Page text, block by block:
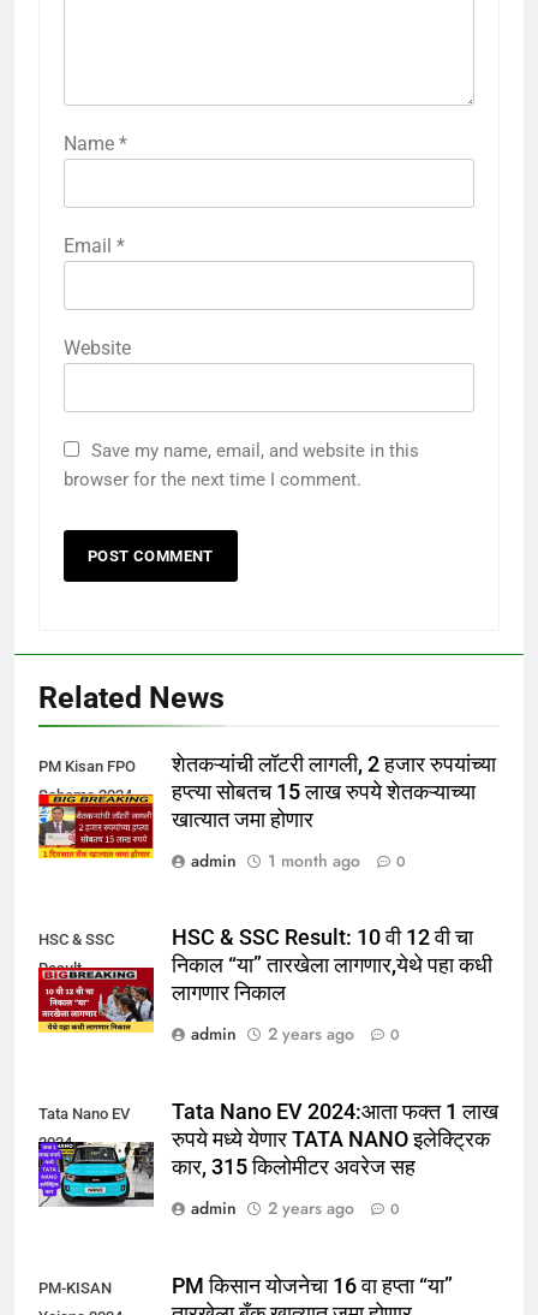
Name *
Email *
Website
Save my name, email, and website in this
browser for the next time I comment.
Related News
PM Kisan FPO
Scheme 2024
शेतकऱ्यांची लॉटरी लागली, 2 हजार रुपयांच्या
हप्त्या सोबतच 15 लाख रुपये शेतकऱ्याच्या
खात्यात जमा होणार
admin
1 month ago 0
HSC & SSC
Result
HSC & SSC Result: 10 वी 12 वी चा
निकाल “या” तारखेला लागणार,येथे पहा कधी
लागणार निकाल
admin
2 years ago 0
Tata Nano EV
2024
Tata Nano EV 2024:आता फक्त 1 लाख
रुपये मध्ये येणार TATA NANO इलेक्ट्रिक
कार, 315 किलोमीटर अवरेज सह
admin
2 years ago 0
PM-KISAN
PM किसान योजनेचा 16 वा हप्ता “या”